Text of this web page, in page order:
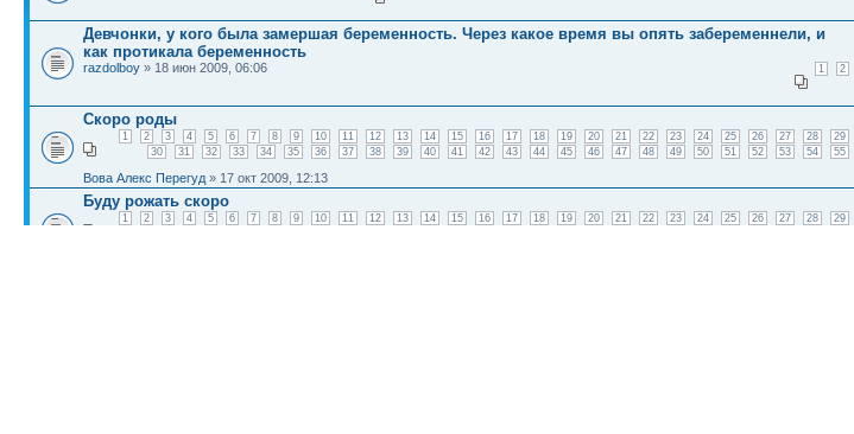
Девчонки, у кого была замершая беременность. Через какое время вы опять забеременнели, и
как протикала беременность
1 2
razdolboy » 18 июн 2009, 06:06
Скоро роды
1 2 3 4 5 6 7 8 9 10 11 12 13 14 15 16 17 18 19 20 21 22 23 24 25 26 27 28
29
30
31 32 33 34 35 36 37 38 39 40 41 42 43 44 45 46 47 48 49 50 51 52 53 54 55
Вова Алекс Перегуд » 17 окт 2009, 12:13
Буду рожать скоро
1 2 3 4 5 6 7 8 9 10 11 12 13 14 15 16 17 18 19 20 21 22 23 24 25 26 27 28
29